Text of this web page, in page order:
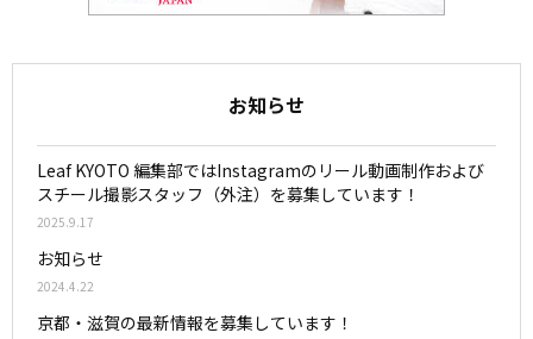
お知らせ
Leaf KYOTO 編集部ではInstagramのリール動画制作および
スチール撮影スタッフ（外注）を募集しています！
2025.9.17
お知らせ
2024.4.22
京都・滋賀の最新情報を募集しています！